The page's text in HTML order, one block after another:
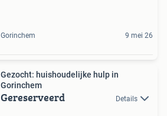
Gorinchem 9 mei 26
Gezocht: huishoudelijke hulp in
Gorinchem
Gereserveerd Details